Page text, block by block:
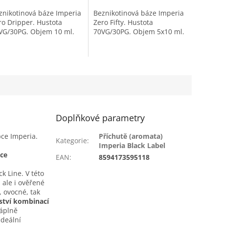
báze Imperia
Dripper. Hustota
30PG. Objem 10 ml.
Beznikotinová báze Imperia
Zero Fifty. Hustota
70VG/30PG. Objem 5x10 ml.
Imperia.
Line. V této
i ověřené
tak
kombinací
Doplňkové parametry
Kategorie:
Příchutě (aromata)
Imperia Black Label
EAN: 8594173595118